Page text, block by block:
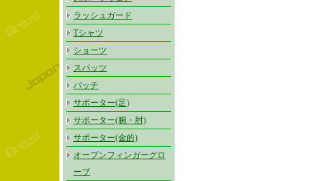
ラッシュガード
Tシャツ
ショーツ
スパッツ
パッチ
サポーター(足)
サポーター(腕・肘)
サポーター(金的)
オープンフィンガーグロ
ーブ